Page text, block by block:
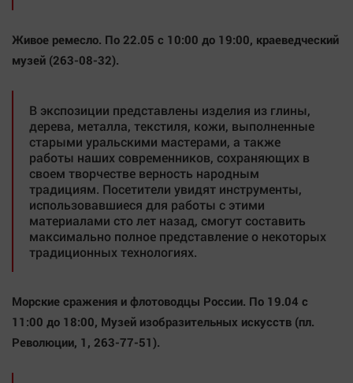
Живое ремесло. По 22.05 с 10:00 до 19:00, краеведческий
музей (263-08-32).
В экспозиции представлены изделия из глины,
дерева, металла, текстиля, кожи, выполненные
старыми уральскими мастерами, а также
работы наших современников, сохраняющих в
своем творчестве верность народным
традициям. Посетители увидят инструменты,
использовавшиеся для работы с этими
материалами сто лет назад, смогут составить
максимально полное представление о некоторых
традиционных технологиях.
Морские сражения и флотоводцы России. По 19.04 с
11:00 до 18:00, Mузей изобразительных искусств (пл.
Революции, 1, 263-77-51).